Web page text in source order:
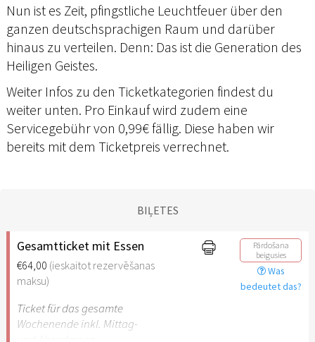
Nun ist es Zeit, pfingstliche Leuchtfeuer über den
ganzen deutschsprachigen Raum und darüber
hinaus zu verteilen. Denn: Das ist die Generation des
Heiligen Geistes.
Weiter Infos zu den Ticketkategorien findest du
weiter unten. Pro Einkauf wird zudem eine
Servicegebühr von 0,99€ fällig. Diese haben wir
bereits mit dem Ticketpreis verrechnet.
BIĻETES
Gesamtticket mit Essen
€64,00 (ieskaitot rezervēšanas
maksu)
Pārdošana
beigusies
Was
bedeutet das?
Ticket für das gesamte
Wochenende inkl. Mittag-